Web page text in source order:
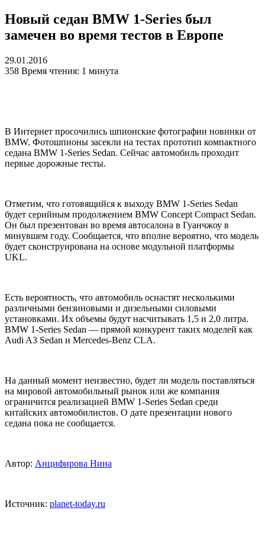
Новый седан BMW 1-Series был
замечен во время тестов в Европе
29.01.2016
358 Время чтения: 1 минута
В Интернет просочились шпионские фотографии новинки от
BMW. Фотошпионы засекли на тестах прототип компактного
седана BMW 1-Series Sedan. Сейчас автомобиль проходит
первые дорожные тесты.
Отметим, что готовящийся к выходу BMW 1-Series Sedan
будет серийным продолжением BMW Concept Compact Sedan.
Он был презентован во время автосалона в Гуанчжоу в
минувшем году. Сообщается, что вполне вероятно, что модель
будет сконструирована на основе модульной платформы
UKL.
Есть вероятность, что автомобиль оснастят несколькими
различными бензиновыми и дизельными силовыми
установками. Их объемы будут насчитывать 1,5 и 2,0 литра.
BMW 1-Series Sedan — прямой конкурент таких моделей как
Audi A3 Sedan и Mercedes-Benz CLA.
На данный момент неизвестно, будет ли модель поставляться
на мировой автомобильный рынок или же компания
ограничится реализацией BMW 1-Series Sedan среди
китайских автомобилистов. О дате презентации нового
седана пока не сообщается.
Автор: Анцифирова Нина
Источник: planet-today.ru